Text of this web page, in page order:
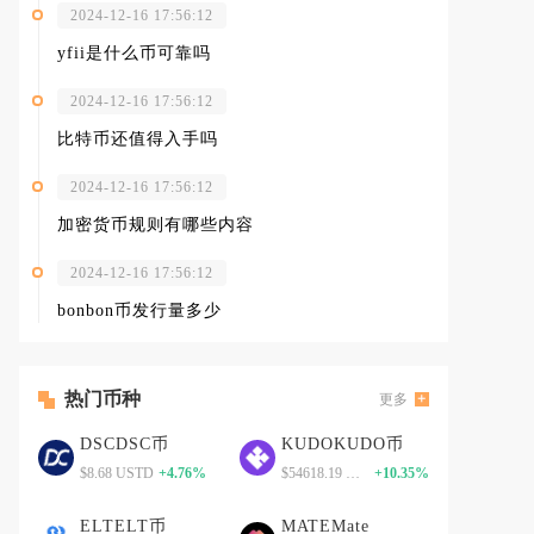
2024-12-16 17:56:12
yfii是什么币可靠吗
2024-12-16 17:56:12
比特币还值得入手吗
2024-12-16 17:56:12
加密货币规则有哪些内容
2024-12-16 17:56:12
bonbon币发行量多少
热门币种 更多
DSCDSC币
$8.68 USTD +4.76%
KUDOKUDO币
$54618.19 USTD +10.35%
ELTELT币 MATEMate